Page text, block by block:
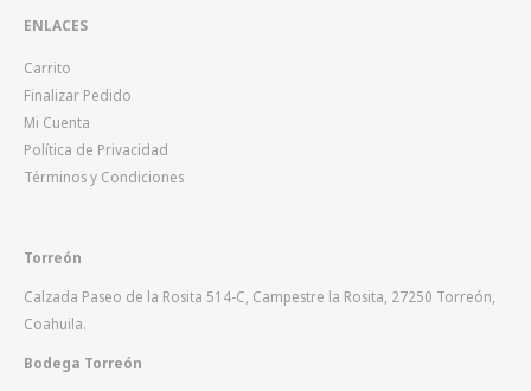
ENLACES
Carrito
Finalizar Pedido
Mi Cuenta
Política de Privacidad
Términos y Condiciones
Torreón
Calzada Paseo de la Rosita 514-C, Campestre la Rosita, 27250 Torreón,
Coahuila.
Bodega Torreón